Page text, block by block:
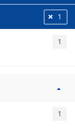
1
1
1